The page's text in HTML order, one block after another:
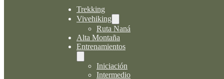
Trekking
Vivehiking
Ruta Naná
Alta Montaña
Entrenamientos
Iniciación
Intermedio